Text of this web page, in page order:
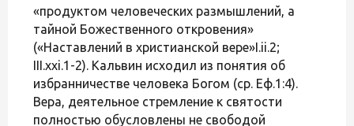
«продуктом человеческих размышлений, а
тайной Божественного откровения»
(«Наставлений в христианской вере»I.ii.2;
III.xxi.1-2). Кальвин исходил из понятия об
избранничестве человека Богом (ср. Еф.1:4).
Вера, деятельное стремление к святости
полностью обусловлены не свободой